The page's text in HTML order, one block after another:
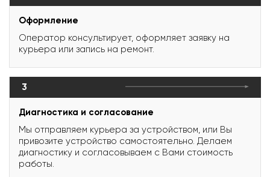
Оформление
Оператор консультирует, оформляет заявку на
курьера или запись на ремонт.
3
Диагностика и согласование
Мы отправляем курьера за устройством, или Вы
привозите устройство самостоятельно. Делаем
диагностику и согласовываем с Вами стоимость
работы.